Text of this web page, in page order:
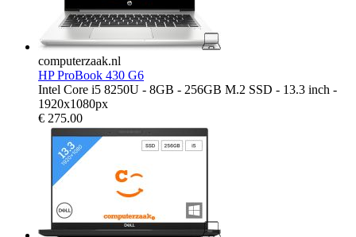
computerzaak.nl
HP ProBook 430 G6
Intel Core i5 8250U - 8GB - 256GB M.2 SSD - 13.3 inch -
1920x1080px
€ 275.00